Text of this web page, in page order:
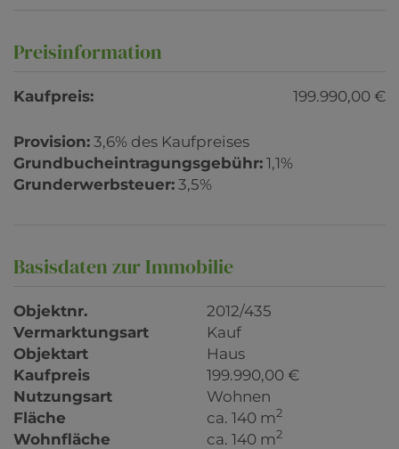
Preisinformation
Kaufpreis: 199.990,00 €
Provision: 3,6% des Kaufpreises
Grundbucheintragungsgebühr: 1,1%
Grunderwerbsteuer: 3,5%
Basisdaten zur Immobilie
Objektnr.
2012/435
Vermarktungsart
Kauf
Objektart
Haus
Kaufpreis
199.990,00 €
Nutzungsart
Wohnen
Fläche
ca. 140 m2
Wohnfläche ca. 140 m2